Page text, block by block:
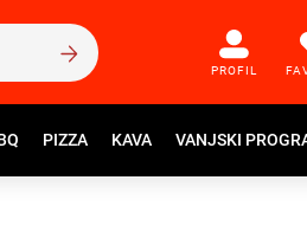
PROFIL
PIZZA KAVA VANJSKI